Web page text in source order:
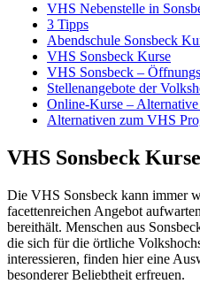
VHS Nebenstelle in
3 Tipps
Abendschule Sonsbeck
VHS Sonsbeck Kurse
VHS Sonsbeck –
Stellenangebote der
Online-Kurse –
Alternativen zum VHS
VHS Sonsbeck Kurse
Die VHS Sonsbeck kann immer
facettenreichen Angebot
bereithält. Menschen aus
die sich für die örtliche
interessieren, finden hier eine
besonderer Beliebtheit erfreuen.